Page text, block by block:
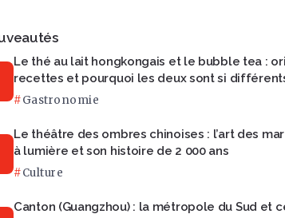
Le thé au lait hongkongais et le bubble tea :
recettes et pourquoi les deux sont si
Gastronomie
Le théâtre des ombres chinoises : l’art des
à lumière et son histoire de 2 000 ans
Culture
Canton (Guangzhou) : la métropole du Sud et